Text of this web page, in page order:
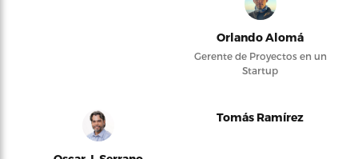
Orlando Alomá
Gerente de Proyectos en un
Startup
Tomás Ramírez